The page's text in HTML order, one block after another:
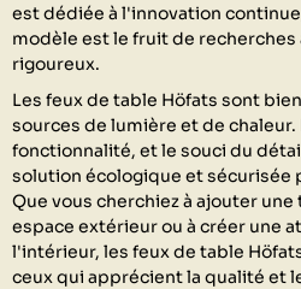
est dédiée à l'innovation
modèle est le fruit de
rigoureux.
Les feux de table Höfats sont
sources de lumière et de
fonctionnalité, et le souci du
solution écologique et sécurisée
Que vous cherchiez à ajouter
espace extérieur ou à créer une
l'intérieur, les feux de table
ceux qui apprécient la qualité et